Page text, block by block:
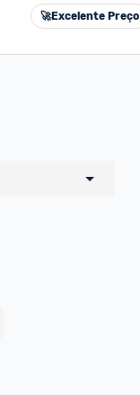
🚀Excelente Preço
no